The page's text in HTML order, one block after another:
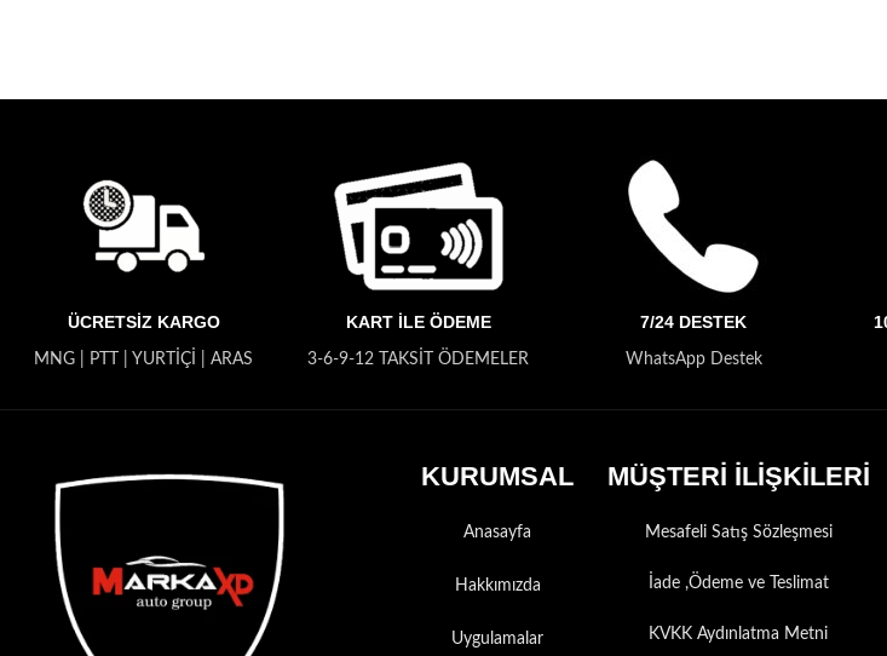
ÜCRETSİZ KARGO
MNG | PTT | YURTİÇİ | ARAS
KART İLE ÖDEME
3-6-9-12 TAKSİT ÖDEMELER
7/24 DESTEK
WhatsApp Destek
KURUMSAL
Anasayfa
Hakkımızda
Uygulamalar
MÜŞTERİ İLİŞKİLERİ
Mesafeli Satış Sözleşmesi
İade ,Ödeme ve Teslimat
KVKK Aydınlatma Metni